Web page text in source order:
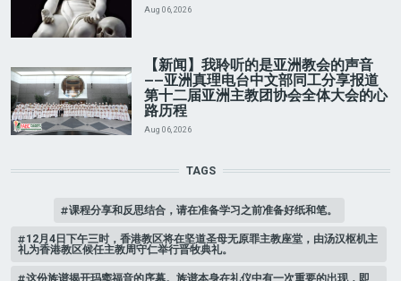
Aug 06, 2026
【新闻】我聆听的是亚洲教会的声音
——亚洲真理电台中文部同工分享报道
第十二届亚洲主教团协会全体大会的心
路历程
Aug 06, 2026
TAGS
课程分享和反思结合，请在准备学习之前准备好纸和笔。
12月4日下午三时，香港教区将在坚道圣母无原罪主教座堂，由汤汉枢机主
礼为香港教区候任主教周守仁举行晋牧典礼。
这份族谱揭开玛窦福音的序幕。族谱本身在礼仪中有一次重要的出现，即